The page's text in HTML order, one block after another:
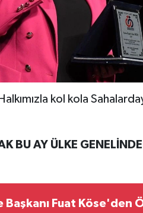
kol kola
BU AY ÜLKE
Başkanı Fuat Köse'den